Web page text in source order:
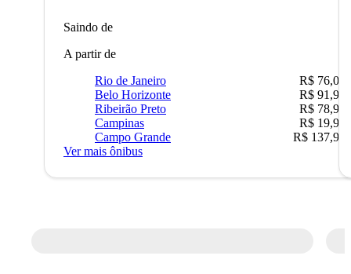
Saindo de
A partir de
Rio de Janeiro
R$ 76,09
Belo Horizonte
R$ 91,90
Ribeirão Preto
R$ 78,90
Campinas
R$ 19,90
Campo Grande
R$ 137,90
Ver mais ônibus